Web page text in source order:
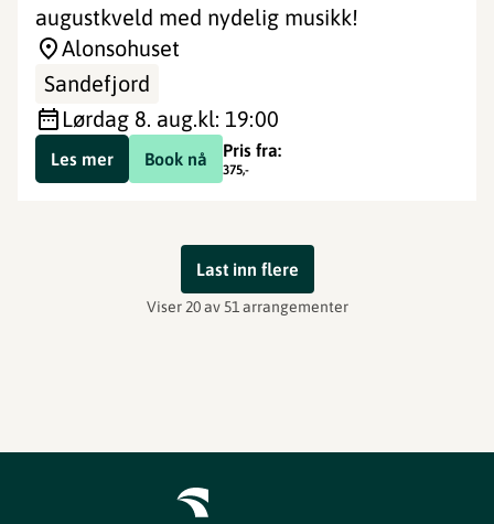
augustkveld med nydelig musikk!
Alonsohuset
Sandefjord
lørdag 8. aug.kl: 19:00
Book nå Pris fra:
375,-
Les mer
Last inn flere
Viser 20 av 51 arrangementer